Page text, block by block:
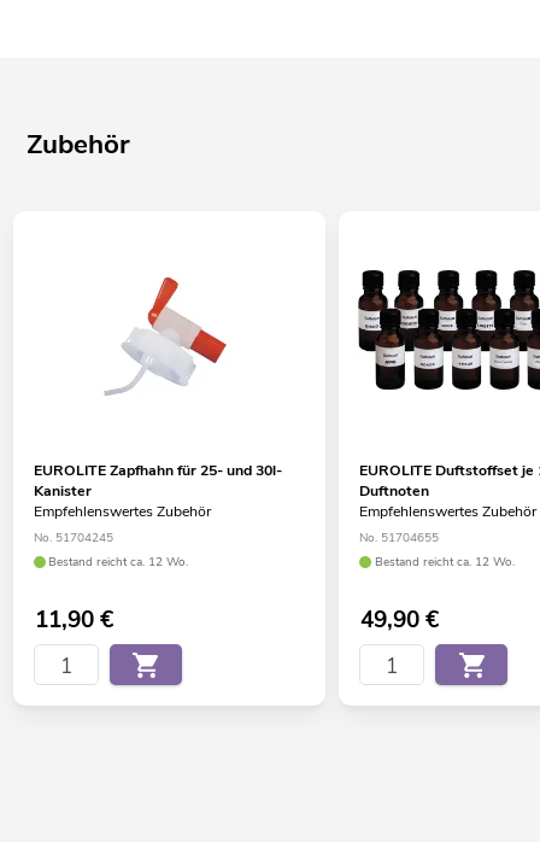
Zubehör
EUROLITE Zapfhahn für 25- und 30l-
Kanister
Empfehlenswertes Zubehör
No. 51704245
Bestand reicht ca. 12 Wo.
11,90€
EUROLITE Duftstoffset je
Duftnoten
Empfehlenswertes Zubehör
No. 51704655
Bestand reicht ca. 12 Wo.
49,90€